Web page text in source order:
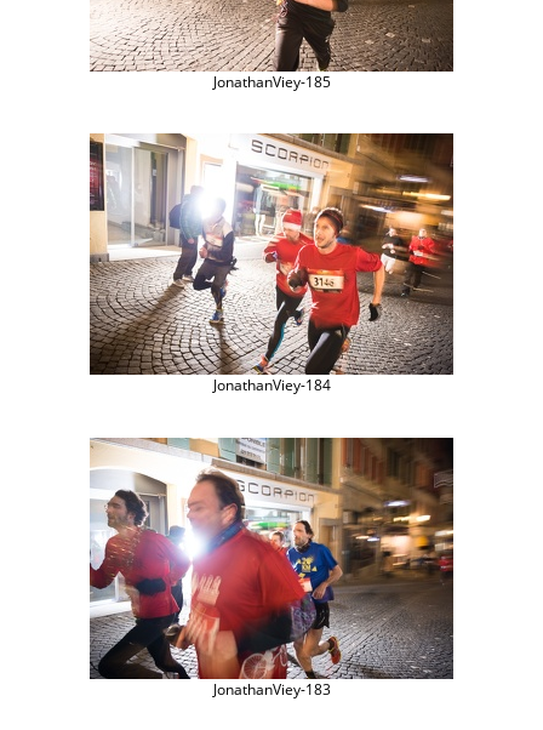
JonathanViey-185
JonathanViey-184
JonathanViey-183